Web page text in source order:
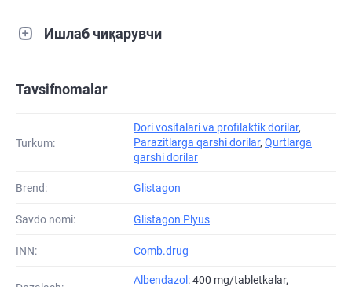
Ишлаб чиқарувчи
Tavsifnomalar
Turkum:
Dori vositalari va profilaktik dorilar,
Parazitlarga qarshi dorilar, Qurtlarga
qarshi dorilar
Brend: Glistagon
Savdo nomi: Glistagon Plyus
INN: Comb.drug
Albendazol : 400 mg/tabletkalar,